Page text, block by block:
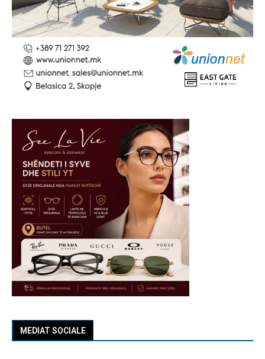
MEDIAT SOCIALE